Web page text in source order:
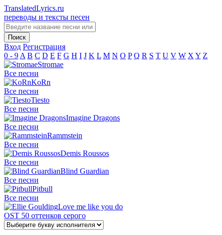
TranslatedLyrics.ru
переводы и тексты песен
Вход Регистрация
0 - 9 A B C D E F G H I J K L M N O P Q R S T U V W X Y Z
Stromae
Все песни
KoRn
Все песни
Tiesto
Все песни
Imagine Dragons
Все песни
Rammstein
Все песни
Demis Roussos
Все песни
Blind Guardian
Все песни
Pitbull
Все песни
Love me like you do
OST 50 оттенков серого